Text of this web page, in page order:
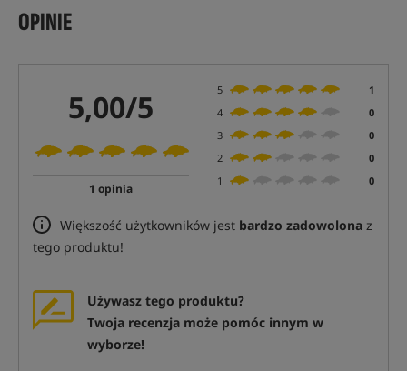
OPINIE
5,00/5
1 opinia
5
1
4
0
3
0
2
0
1
0
Większość użytkowników jest bardzo zadowolona z
tego produktu!
Używasz tego produktu?
Twoja recenzja może pomóc innym w
wyborze!